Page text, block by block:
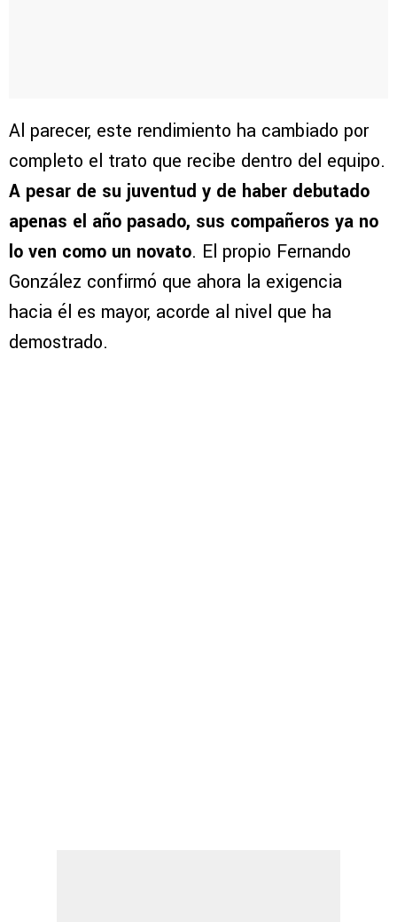
Al parecer, este rendimiento ha cambiado por
completo el trato que recibe dentro del equipo.
A pesar de su juventud y de haber debutado
apenas el año pasado, sus compañeros ya no
lo ven como un novato. El propio Fernando
González confirmó que ahora la exigencia
hacia él es mayor, acorde al nivel que ha
demostrado.